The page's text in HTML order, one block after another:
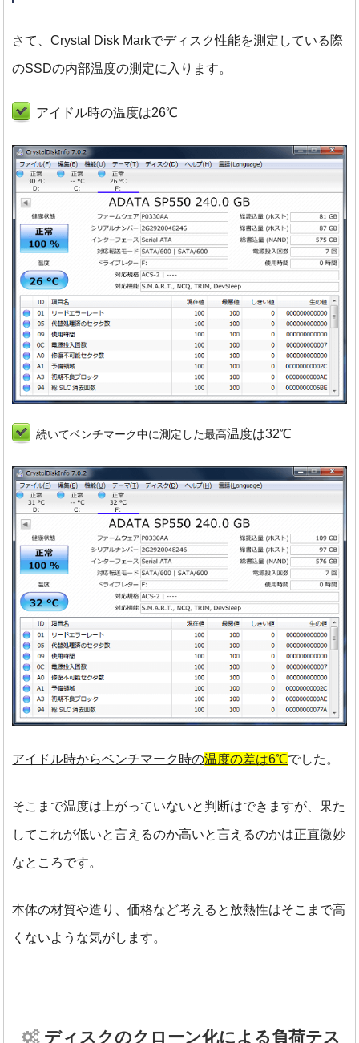
さて、Crystal Disk Markでディスク性能を測定している際
のSSDの内部温度の測定に入ります。
アイドル時の温度は26℃
続いてベンチマーク中に測定した最高温度は32℃
アイドル時からベンチマーク時の温度の差は6℃でした。
そこまで温度は上がっていないと判断はできますが、果た
してこれが低いと言えるのか高いと言えるのかは正直微妙
なところです。
本体の材質や造り、価格など考えると放熱性はそこまで高
くないような気がします。
ディスクのクローン化による負荷テス